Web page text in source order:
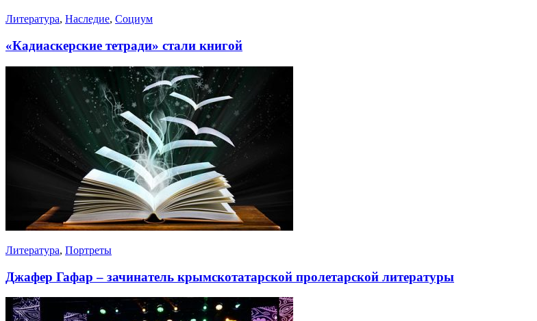
Литература, Наследие, Социум
«Кадиаскерские тетради» стали книгой
Литература, Портреты
Джафер Гафар – зачинатель крымскотатарской пролетарской литературы